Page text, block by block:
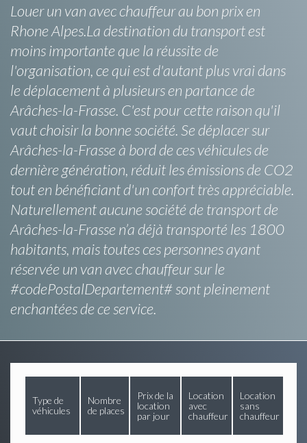
Louer un van avec chauffeur au bon prix en
Rhone Alpes.La destination du transport est
moins importante que la réussite de
l'organisation, ce qui est d'autant plus vrai dans
le déplacement à plusieurs en partance de
Arâches-la-Frasse. C'est pour cette raison qu'il
vaut choisir la bonne société. Se déplacer sur
Arâches-la-Frasse à bord de ces véhicules de
dernière génération, réduit les émissions de CO2
tout en bénéficiant d'un confort très appréciable.
Naturellement aucune société de transport de
Arâches-la-Frasse n’a déjà transporté les 1800
habitants, mais toutes ces personnes ayant
réservée un van avec chauffeur sur le
#codePostalDepartement# sont pleinement
enchantées de ce service.
Type de
véhicules
Nombre
de places
Prix de la
location
par jour
Location
avec
chauffeur
Location
sans
chauffeur